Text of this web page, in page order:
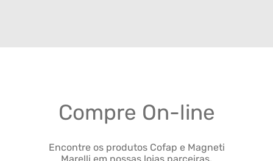
Compre On-line
Encontre os produtos Cofap e Magneti